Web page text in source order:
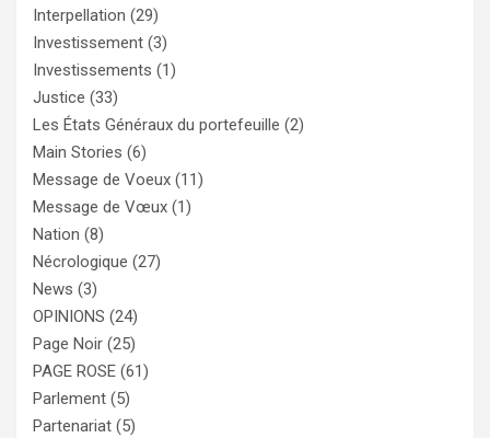
Interpellation (29)
Investissement (3)
Investissements (1)
Justice (33)
Les États Généraux du portefeuille (2)
Main Stories (6)
Message de Voeux (11)
Message de Vœux (1)
Nation (8)
Nécrologique (27)
News (3)
OPINIONS (24)
Page Noir (25)
PAGE ROSE (61)
Parlement (5)
Partenariat (5)